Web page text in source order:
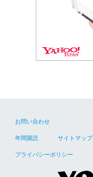
お問い合わせ
年間購読 サイトマップ
プライバシーポリシー